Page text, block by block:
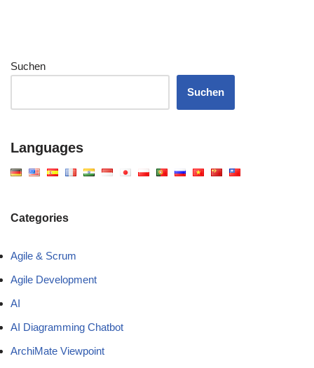
Suchen
Suchen
Languages
Categories
Agile & Scrum
Agile Development
AI
AI Diagramming Chatbot
ArchiMate Viewpoint